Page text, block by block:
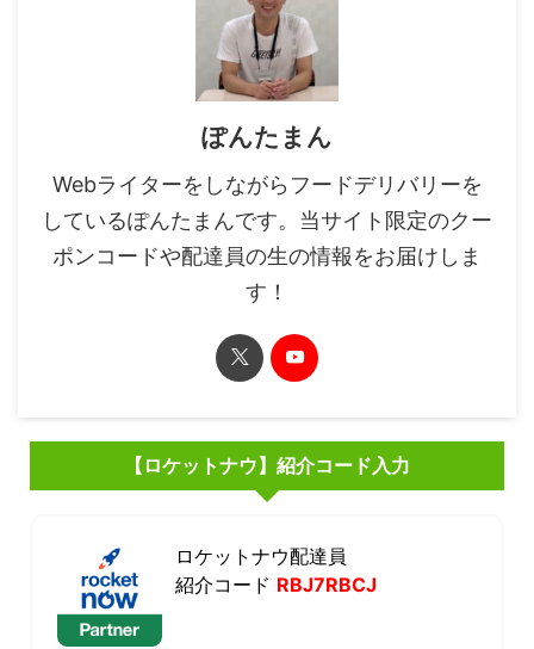
ぽんたまん
Webライターをしながらフードデリバリーを
しているぽんたまんです。当サイト限定のクー
ポンコードや配達員の生の情報をお届けしま
す！
【ロケットナウ】紹介コード入力
ロケットナウ配達員
紹介コード RBJ7RBCJ